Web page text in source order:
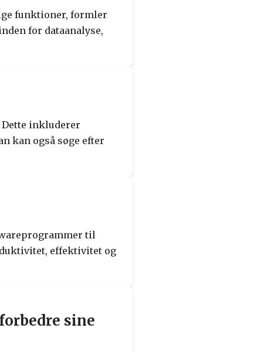
funktioner, formler
for dataanalyse,
inkluderer
kan også søge efter
til
effektivitet og
sine